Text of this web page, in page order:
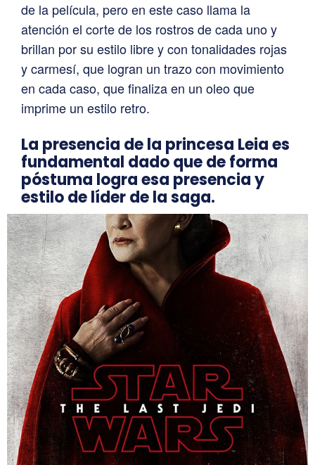
de la película, pero en este caso llama la
atención el corte de los rostros de cada uno y
brillan por su estilo libre y con tonalidades rojas
y carmesí, que logran un trazo con movimiento
en cada caso, que finaliza en un oleo que
imprime un estilo retro.
La presencia de la princesa Leia es
fundamental dado que de forma
póstuma logra esa presencia y
estilo de líder de la saga.